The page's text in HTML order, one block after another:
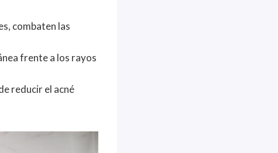
combaten las
frente a los rayos
reducir el acné